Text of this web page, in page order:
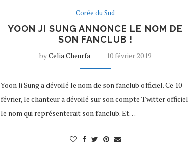
Corée du Sud
YOON JI SUNG ANNONCE LE NOM DE
SON FANCLUB !
byCelia Cheurfa 10 février 2019
Yoon Ji Sung a dévoilé le nom de son fanclub officiel. Ce 10
février, le chanteur a dévoilé sur son compte Twitter officiel
le nom qui représenterait son fanclub. Et…